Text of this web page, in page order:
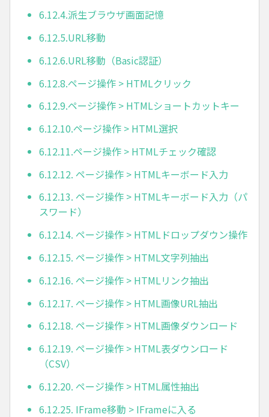
6.12.4.派生ブラウザ画面記憶
6.12.5.URL移動
6.12.6.URL移動（Basic認証）
6.12.8.ページ操作 > HTMLクリック
6.12.9.ページ操作 > HTMLショートカットキー
6.12.10.ページ操作 > HTML選択
6.12.11.ページ操作 > HTMLチェック確認
6.12.12. ページ操作 > HTMLキーボード入力
6.12.13. ページ操作 > HTMLキーボード入力（パ
スワード）
6.12.14. ページ操作 > HTMLドロップダウン操作
6.12.15. ページ操作 > HTML文字列抽出
6.12.16. ページ操作 > HTMLリンク抽出
6.12.17. ページ操作 > HTML画像URL抽出
6.12.18. ページ操作 > HTML画像ダウンロード
6.12.19. ページ操作 > HTML表ダウンロード
（CSV）
6.12.20. ページ操作 > HTML属性抽出
6.12.25. IFrame移動 > IFrameに入る